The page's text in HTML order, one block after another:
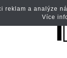
a analýze
Více